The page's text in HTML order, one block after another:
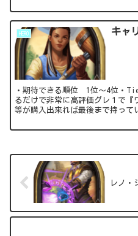
HERO キャ
・期待できる順位 1位～4位・
るだけで非常に高評価グレ１で『
等が購入出来れば最後まで持って
レノ・